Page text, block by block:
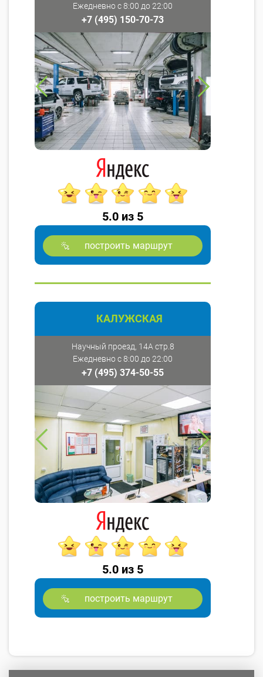
Ежедневно с 8:00 до 22:00
+7 (495) 150-70-73
5.0 из 5
построить маршрут
КАЛУЖСКАЯ
Научный проезд, 14А стр.8
Ежедневно с 8:00 до 22:00
+7 (495) 374-50-55
5.0 из 5
построить маршрут